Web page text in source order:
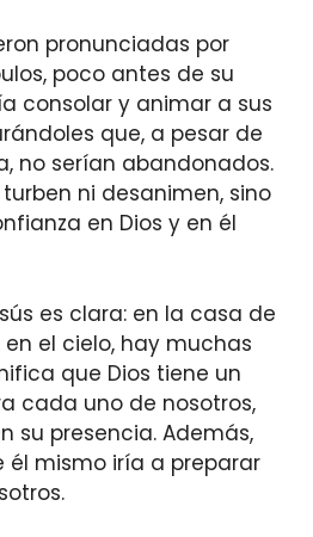
pronunciadas por
poco antes de su
consolar y animar a sus
que, a pesar de
no serían abandonados.
ni desanimen, sino
en Dios y en él
es clara: en la casa de
en el cielo, hay muchas
que Dios tiene un
cada uno de nosotros,
su presencia. Además,
él mismo iría a preparar